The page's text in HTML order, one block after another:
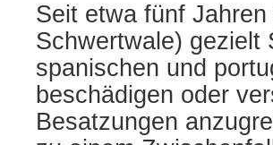
Seit etwa fünf
Schwertwale) gezielt
spanischen und
beschädigen oder
Besatzungen